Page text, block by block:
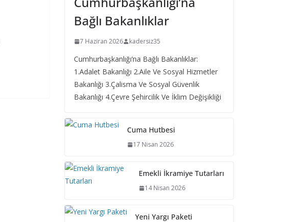
Bağlı Bakanlıklar
7 Haziran 2026 kadersiz35
Cumhurbaşkanlığı’na Bağlı Bakanlıklar:
1.Adalet Bakanlığı 2.Aile Ve Sosyal Hizmetler
Bakanlığı 3.Çalisma Ve Sosyal Güvenlik
Bakanlığı 4.Çevre Şehircilik Ve İklim Değişikliği
Cuma Hutbesi
17 Nisan 2026
Emekli İkramiye Tutarları
14 Nisan 2026
Yeni Yargı Paketi